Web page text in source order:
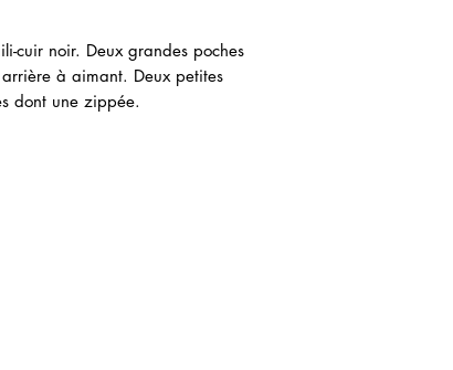
cuir noir. Deux grandes poches
à aimant. Deux petites
dont une zippée.